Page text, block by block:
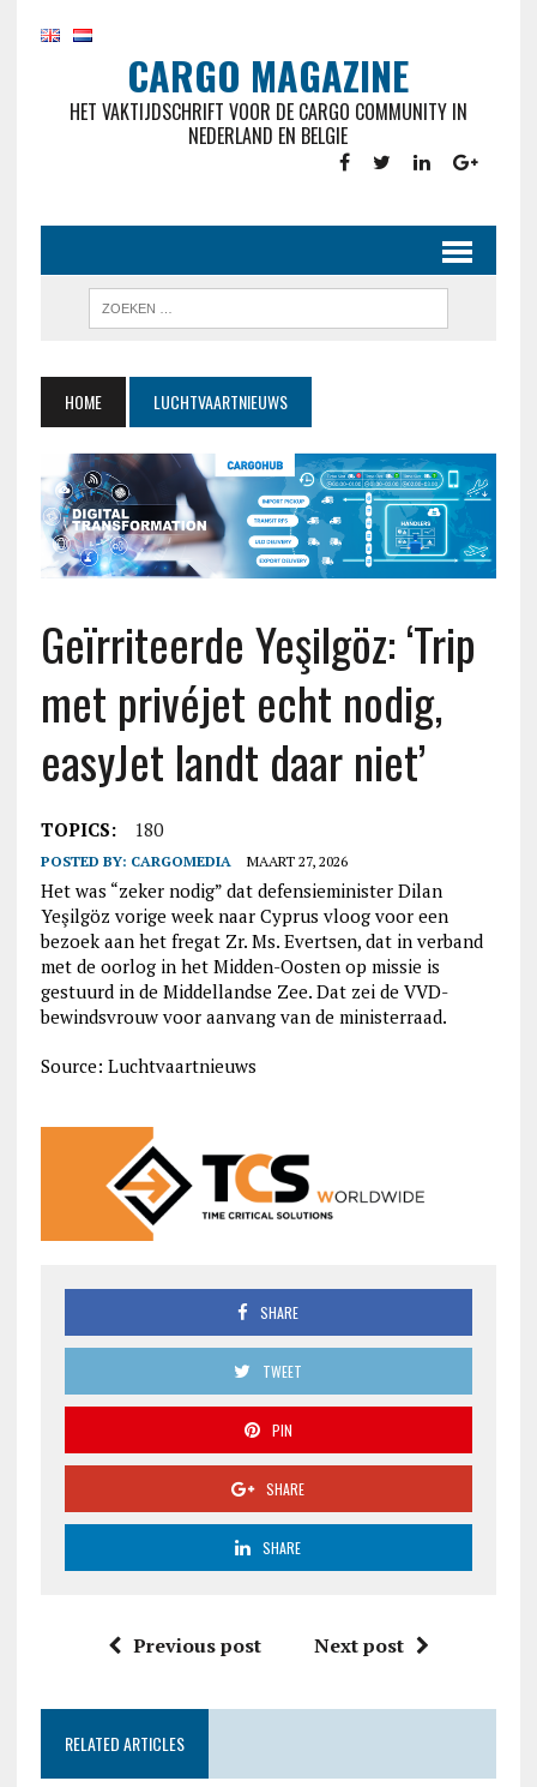
CARGO MAGAZINE
HET VAKTIJDSCHRIFT VOOR DE CARGO COMMUNITY IN
NEDERLAND EN BELGIE
HOME LUCHTVAARTNIEUWS
Geïrriteerde Yeşilgöz: ‘Trip
met privéjet echt nodig,
easyJet landt daar niet’
TOPICS: 180
POSTED BY: CARGOMEDIA MAART 27, 2026
Het was “zeker nodig” dat defensieminister Dilan
Yeşilgöz vorige week naar Cyprus vloog voor een
bezoek aan het fregat Zr. Ms. Evertsen, dat in verband
met de oorlog in het Midden-Oosten op missie is
gestuurd in de Middellandse Zee. Dat zei de VVD-
bewindsvrouw voor aanvang van de ministerraad.
Source: Luchtvaartnieuws
SHARE
TWEET
PIN
SHARE
SHARE
Previous post Next post
RELATED ARTICLES